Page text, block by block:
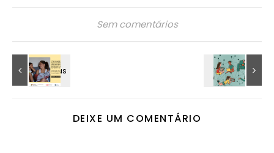
Sem comentários
DEIXE UM COMENTÁRIO